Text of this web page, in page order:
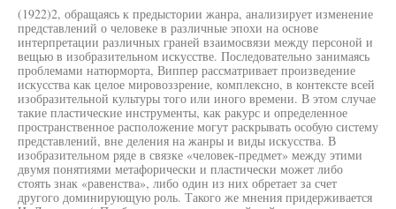
(1922)2, обращаясь к предыстории жанра, анализирует изменение
представлений о человеке в различные эпохи на основе
интерпретации различных граней взаимосвязи между персоной и
вещью в изобразительном искусстве. Последовательно занимаясь
проблемами натюрморта, Виппер рассматривает произведение
искусства как целое мировоззрение, комплексно, в контексте всей
изобразительной культуры того или иного времени. В этом случае
такие пластические инструменты, как ракурс и определенное
пространственное расположение могут раскрывать особую систему
представлений, вне деления на жанры и виды искусства. В
изобразительном ряде в связке «человек-предмет» между этими
двумя понятиями метафорически и пластически может либо
стоять знак «равенства», либо один из них обретает за счет
другого доминирующую роль. Такого же мнения придерживается